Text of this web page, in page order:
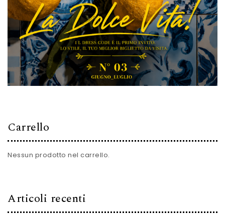
Carrello
Nessun prodotto nel carrello.
Articoli recenti